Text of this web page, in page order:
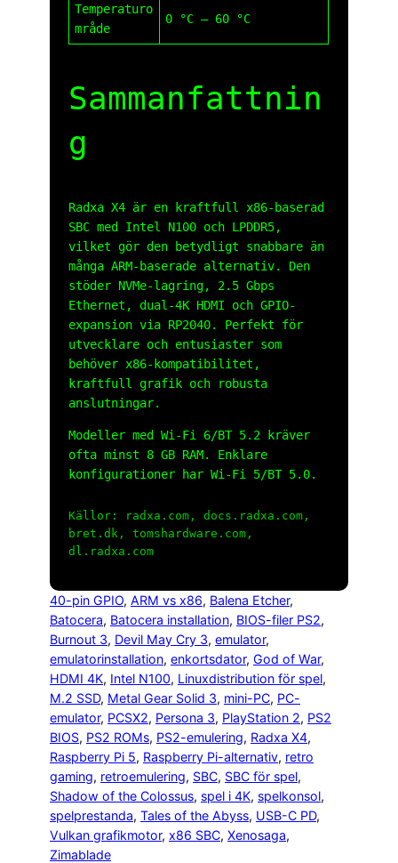
Temperaturo
mråde
0 °C – 60 °C
Sammanfattnin
g
Radxa X4 är en kraftfull x86-baserad
SBC med Intel N100 och LPDDR5,
vilket gör den betydligt snabbare än
många ARM‑baserade alternativ. Den
stöder NVMe-lagring, 2.5 Gbps
Ethernet, dual‑4K HDMI och GPIO-
expansion via RP2040. Perfekt för
utvecklare och entusiaster som
behöver x86-kompatibilitet,
kraftfull grafik och robusta
anslutningar.
Modeller med Wi‑Fi 6/BT 5.2 kräver
ofta minst 8 GB RAM. Enklare
konfigurationer har Wi‑Fi 5/BT 5.0.
Källor: radxa.com, docs.radxa.com,
bret.dk, tomshardware.com,
dl.radxa.com
40-pin GPIO, ARM vs x86, Balena Etcher
Batocera, Batocera installation, BIOS-filer PS2
Burnout 3, Devil May Cry 3, emulator
emulatorinstallation, enkortsdator, God of War
HDMI 4K, Intel N100, Linuxdistribution för spel
M.2 SSD, Metal Gear Solid 3, mini-PC, PC-
emulator, PCSX2, Persona 3, PlayStation 2, PS2
BIOS, PS2 ROMs, PS2-emulering, Radxa X4
Raspberry Pi 5, Raspberry Pi-alternativ, retro
gaming, retroemulering, SBC, SBC för spel
Shadow of the Colossus, spel i 4K, spelkonsol
spelprestanda, Tales of the Abyss, USB-C PD
Vulkan grafikmotor, x86 SBC, Xenosaga
Zimablade